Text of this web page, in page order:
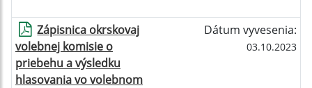
Zápisnica okrskovaj
volebnej komisie o
priebehu a výsledku
hlasovania vo volebnom
Dátum vyvesenia:
03.10.2023